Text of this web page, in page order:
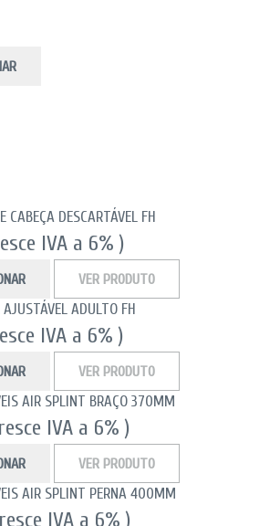
CABEÇA DESCARTÁVEL FH
IVA a 6% )
VER PRODUTO
AJUSTÁVEL ADULTO FH
IVA a 6% )
VER PRODUTO
AIR SPLINT BRAÇO 370MM
IVA a 6% )
VER PRODUTO
AIR SPLINT PERNA 400MM
IVA a 6% )